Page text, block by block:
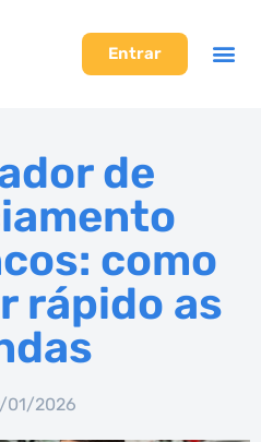
Entrar
de
como
rápido as
01/2026